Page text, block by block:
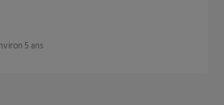
5 ans